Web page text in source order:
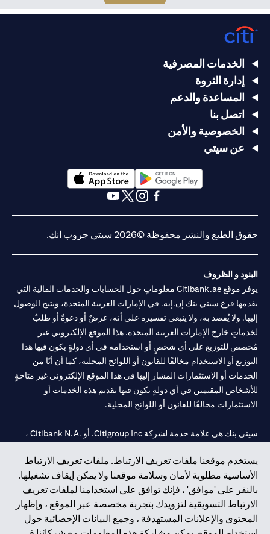
يستخدم موقعنا ملفات تعريف الارتباط. ملفات تعريف الارتباط
الأساسية مطلوبة لأمان وسلامة موقعنا ولا يمكن إيقاف تشغيلها.
بالنقر على 'موافق' ، فإنك توافق على استخدامنا لملفات تعريف
الارتباط التسويقية لتزويدك بتجربة مخصصة عبر الموقع ، وإظهار
المحتوى والإعلانات المستهدفة ، وجمع البيانات الإحصائية حول
الخدمات المصرفية
إدارة الثروة
المساعدة والدعم
اتصل بنا
الخصوصية والأمن
عن سيتي
(opens in a new tab)
حقوق الطبع والنشر محفوظة ©2026 سيتي جروب انك.
البنود و الظروف
يوفر موقع Citibank.ae معلوماتٍ حول الحسابات والخدمات المالية التي
يقدمها فرع سيتي بنك إن.إيه. في الإمارات العربية المتحدة، ويتيح الوصول
إليها. ولا يُقصد به، ولا ينبغي تفسيره على أنه، عرضٌ أو دعوةٌ أو طلبٌ
لخدماتٍ خارج الإمارات العربية المتحدة. هذا الموقع الإلكتروني غير
مُخصص للتوزيع على أي شخصٍ أو استخدامه في أي دولةٍ يكون فيها هذا
التوزيع أو الاستخدام مخالفًا للقانون أو اللوائح المحلية، كما أن أيًا من
الخدمات أو الاستثمارات المشار إليها في هذا الموقع الإلكتروني غير متاحةٍ
للأشخاص المقيمين في أي دولةٍ يكون فيها تقديم هذه الخدمات أو
الاستثمارات مخالفًا للقانون أو اللوائح المحلية.
سيتي بنك هي علامة خدمة لشركة Citigroup Inc. أو .Citibank N.A ،
سيتي بنك إن. إيه. الإمارات مسجل لدى مصرف الإمارات المركزي تحت
أرقام التراخيص 202563 لفرع الوصل في دبي، 531989 لفرع مول
الإمارات في دبي، وCN-1002019لفرع أبوظبي. هاتف: 4000 311 04.
فرع سيتي بنك إن إيه - الإمارات العربية المتحدة مرخص من مصرف